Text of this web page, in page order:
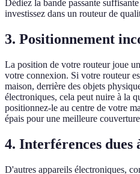
Dédiez la bande passante
investissez dans un routeur de
3. Positionnement
La position de votre routeur joue
votre connexion. Si votre routeur
maison, derrière des objets
électroniques, cela peut nuire à la
positionnez-le au centre de votre
épais pour une meilleure
4. Interférences
D'autres appareils électroniques,